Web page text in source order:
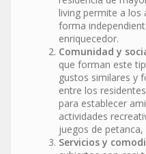
living permite a los
forma
enriquecedor.
Comunidad y
que forman este
gustos similares y
entre los
para establecer
actividades
juegos de
Servicios y